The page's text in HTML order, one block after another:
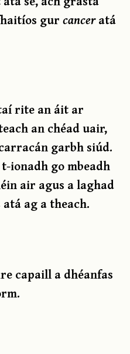
gurcanceratá
rite an áit ar
an chéad uair,
garbh siúd.
ionadh go mbeadh
air agus a laghad
ag a theach.
capaill a dhéanfas